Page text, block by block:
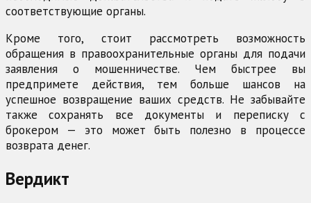
соответствующие органы.
Кроме того, стоит рассмотреть возможность
обращения в правоохранительные органы для подачи
заявления о мошенничестве. Чем быстрее вы
предпримете действия, тем больше шансов на
успешное возвращение ваших средств. Не забывайте
также сохранять все документы и переписку с
брокером — это может быть полезно в процессе
возврата денег.
Вердикт